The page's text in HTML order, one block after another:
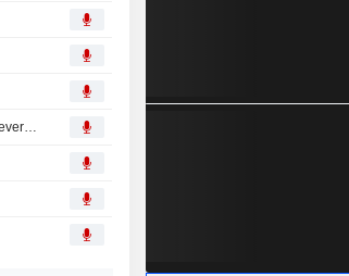
Resideo Technologies, Inc. Presents at Bank of America Securities 2023 Leveraged Finance Conference, Nov-28-2023 11:30 AM